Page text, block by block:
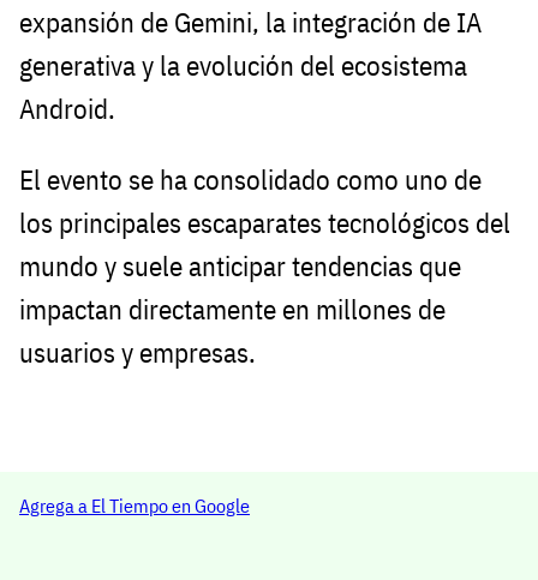
expansión de Gemini, la integración de IA
generativa y la evolución del ecosistema
Android.
El evento se ha consolidado como uno de
los principales escaparates tecnológicos del
mundo y suele anticipar tendencias que
impactan directamente en millones de
usuarios y empresas.
Agrega a El Tiempo en Google